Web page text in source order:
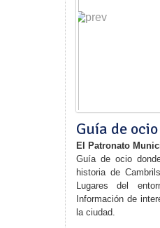
Guía de ocio
El Patronato
Guía de ocio
historia de
Lugares
del
Información de
la ciudad.